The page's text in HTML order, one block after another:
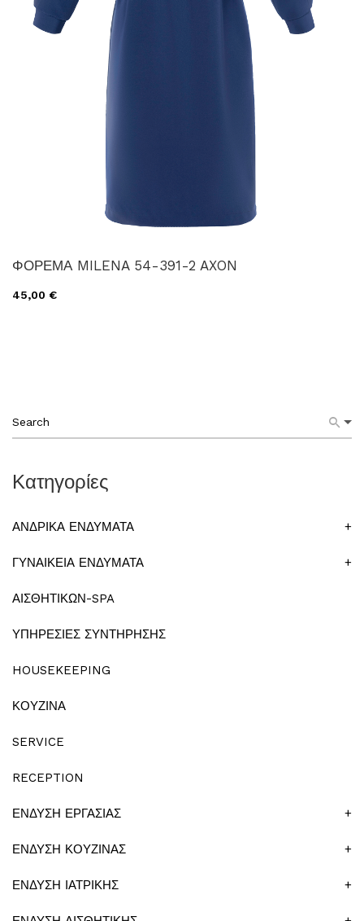
Κατηγορίες
ΑΝΔΡΙΚΑ ΕΝΔΥΜΑΤΑ +
ΓΥΝΑΙΚΕΙΑ ΕΝΔΥΜΑΤΑ +
ΑΙΣΘΗΤΙΚΩΝ-SPA
ΥΠΗΡΕΣΙΕΣ ΣΥΝΤΗΡΗΣΗΣ
HOUSEKEEPING
ΚΟΥΖΙΝΑ
SERVICE
RECEPTION
ΕΝΔΥΣΗ ΕΡΓΑΣΙΑΣ +
ΕΝΔΥΣΗ ΚΟΥΖΙΝΑΣ +
ΕΝΔΥΣΗ ΙΑΤΡΙΚΗΣ +
ΦΟΡΕΜΑ MILENA 54-391-2 AXON
45,00 €